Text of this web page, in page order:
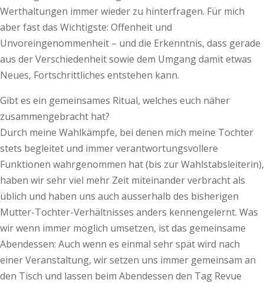
Werthaltungen immer wieder zu hinterfragen. Für mich
aber fast das Wichtigste: Offenheit und
Unvoreingenommenheit – und die Erkenntnis, dass gerade
aus der Verschiedenheit sowie dem Umgang damit etwas
Neues, Fortschrittliches entstehen kann.
Gibt es ein gemeinsames Ritual, welches euch näher
zusammengebracht hat?
Durch meine Wahlkämpfe, bei denen mich meine Tochter
stets begleitet und immer verantwortungsvollere
Funktionen wahrgenommen hat (bis zur Wahlstabsleiterin),
haben wir sehr viel mehr Zeit miteinander verbracht als
üblich und haben uns auch ausserhalb des bisherigen
Mutter-Tochter-Verhältnisses anders kennengelernt. Was
wir wenn immer möglich umsetzen, ist das gemeinsame
Abendessen: Auch wenn es einmal sehr spät wird nach
einer Veranstaltung, wir setzen uns immer gemeinsam an
den Tisch und lassen beim Abendessen den Tag Revue